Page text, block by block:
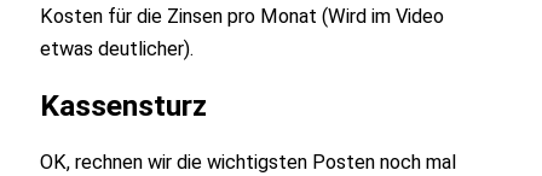
Kosten für die Zinsen pro Monat (Wird im Video
etwas deutlicher).
Kassensturz
OK, rechnen wir die wichtigsten Posten noch mal